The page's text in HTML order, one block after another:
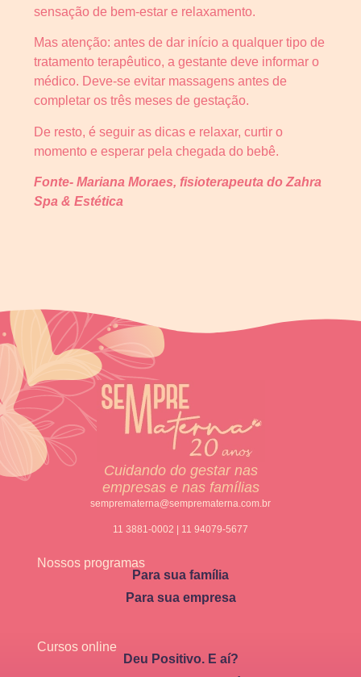
sensação de bem-estar e relaxamento.
Mas atenção: antes de dar início a qualquer tipo de
tratamento terapêutico, a gestante deve informar o
médico. Deve-se evitar massagens antes de
completar os três meses de gestação.
De resto, é seguir as dicas e relaxar, curtir o
momento e esperar pela chegada do bebê.
Fonte- Mariana Moraes, fisioterapeuta do Zahra
Spa & Estética
Cuidando do gestar nas
empresas e nas famílias
semprematerna@semprematerna.com.br
11 3881-0002 | 11 94079-5677
Nossos programas
Para sua família
Para sua empresa
Cursos online
Deu Positivo. E aí?